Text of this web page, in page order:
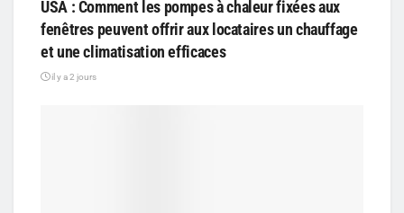
USA : Comment les pompes à chaleur fixées aux
fenêtres peuvent offrir aux locataires un chauffage
et une climatisation efficaces
il y a 2 jours